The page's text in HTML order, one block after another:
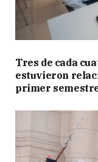
Tres de cada
estuvieron
primer